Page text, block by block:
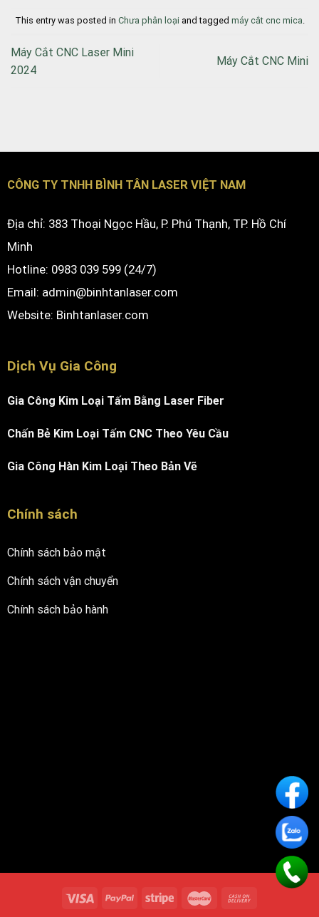
This entry was posted in Chưa phân loại and tagged máy cắt cnc mica.
Máy Cắt CNC Laser Mini
2024
Máy Cắt CNC Mini
CÔNG TY TNHH BÌNH TÂN LASER VIỆT NAM
Địa chỉ: 383 Thoại Ngọc Hầu, P. Phú Thạnh, TP. Hồ Chí
Minh
Hotline: 0983 039 599 (24/7)
Email: admin@binhtanlaser.com
Website: Binhtanlaser.com
Dịch Vụ Gia Công
Gia Công Kim Loại Tấm Bằng Laser Fiber
Chấn Bẻ Kim Loại Tấm CNC Theo Yêu Cầu
Gia Công Hàn Kim Loại Theo Bản Vẽ
Chính sách
Chính sách bảo mật
Chính sách vận chuyển
Chính sách bảo hành